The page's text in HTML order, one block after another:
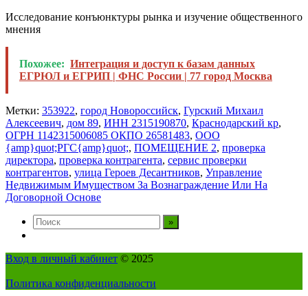
Исследование конъюнктуры рынка и изучение общественного
мнения
Похожее: Интеграция и доступ к базам данных
ЕГРЮЛ и ЕГРИП | ФНС России | 77 город Москва
Метки: 353922, город Новороссийск, Гурский Михаил
Алексеевич, дом 89, ИНН 2315190870, Краснодарский кр,
ОГРН 1142315006085 ОКПО 26581483, ООО
{amp}quot;РГС{amp}quot;, ПОМЕЩЕНИЕ 2, проверка
директора, проверка контрагента, сервис проверки
контрагентов, улица Героев Десантников, Управление
Недвижимым Имуществом За Вознаграждение Или На
Договорной Основе
Вход в личный кабинет © 2025
Политика конфиденциальности